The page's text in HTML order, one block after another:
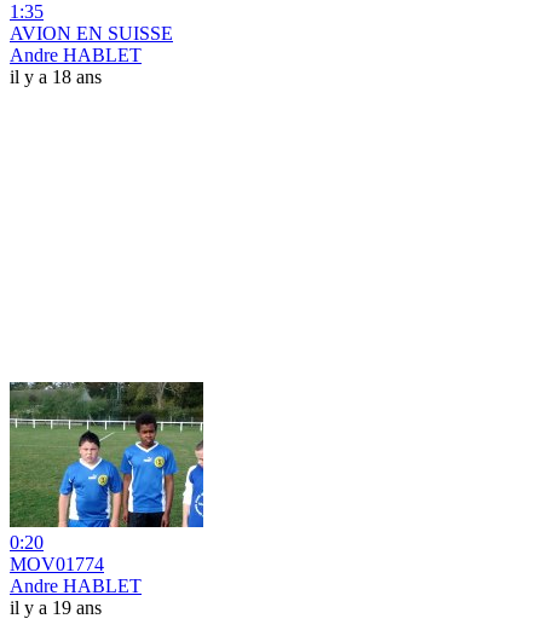
1:35
AVION EN SUISSE
Andre HABLET
il y a 18 ans
0:20
MOV01774
Andre HABLET
il y a 19 ans